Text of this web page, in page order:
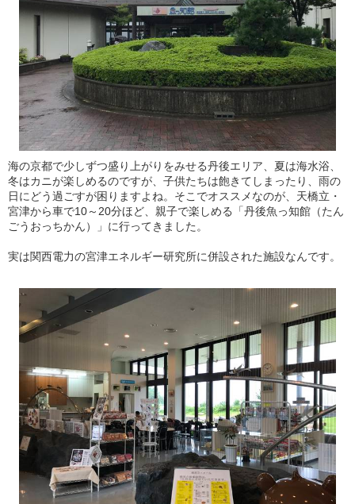
海の京都で少しずつ盛り上がりをみせる丹後エリア、夏は海水浴、
冬はカニが楽しめるのですが、子供たちは飽きてしまったり、雨の
日にどう過ごすが困りますよね。そこでオススメなのが、天橋立・
宮津から車で10～20分ほど、親子で楽しめる「丹後魚っ知館（たん
ごうおっちかん）」に行ってきました。
実は関西電力の宮津エネルギー研究所に併設された施設なんです。